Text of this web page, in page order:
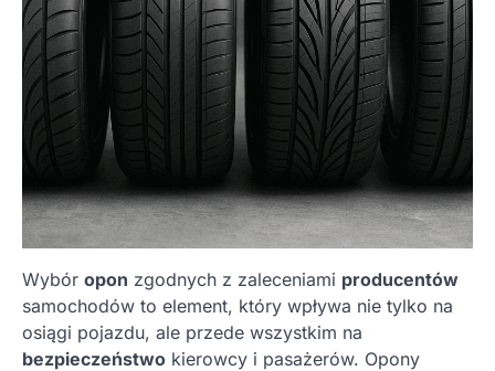
Wybór opon zgodnych z zaleceniami producentów
samochodów to element, który wpływa nie tylko na
osiągi pojazdu, ale przede wszystkim na
bezpieczeństwo kierowcy i pasażerów. Opony